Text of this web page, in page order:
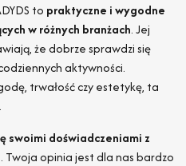
to praktyczne i wygodne
w różnych branżach. Jej
że dobrze sprawdzi się
aktywności.
trwałość czy estetykę, ta
swoimi doświadczeniami z
. Twoja opinia jest dla nas bardzo